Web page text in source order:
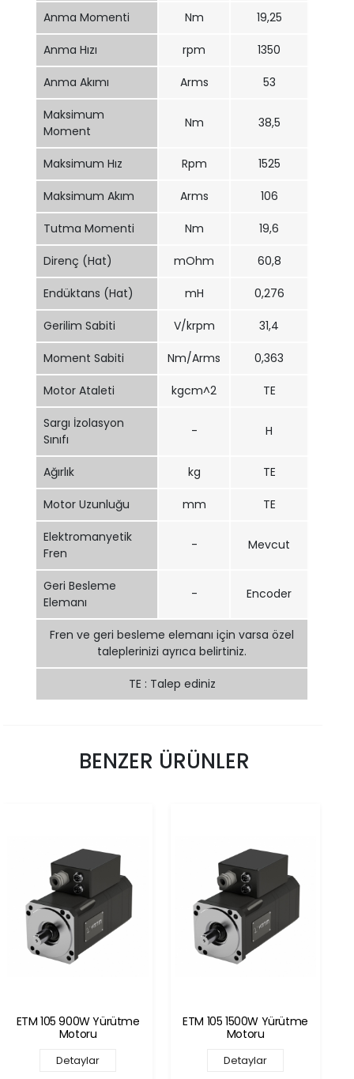
Anma Momenti Nm 19,25
Anma Hızı rpm 1350
Anma Akımı Arms 53
Maksimum
Moment
Nm 38,5
Maksimum Hız Rpm 1525
Maksimum Akım Arms 106
Tutma Momenti Nm 19,6
Direnç (Hat) mOhm 60,8
Endüktans (Hat) mH 0,276
Gerilim Sabiti V/krpm 31,4
Moment Sabiti Nm/Arms 0,363
Motor Ataleti kgcm^2 TE
Sargı İzolasyon
Sınıfı
- H
Ağırlık kg TE
Motor Uzunluğu mm TE
Elektromanyetik
Fren
- Mevcut
Geri Besleme
Elemanı
- Encoder
Fren ve geri besleme elemanı için varsa özel
taleplerinizi ayrıca belirtiniz.
TE : Talep ediniz
BENZER ÜRÜNLER
ETM 105 900W Yürütme
Motoru
Detaylar
ETM 105 1500W Yürütme
Motoru
Detaylar